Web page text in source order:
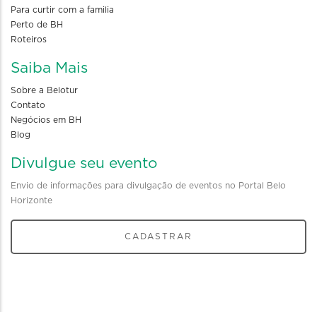
Para curtir com a familia
Perto de BH
Roteiros
Saiba Mais
Sobre a Belotur
Contato
Negócios em BH
Blog
Divulgue seu evento
Envio de informações para divulgação de eventos no Portal Belo
Horizonte
CADASTRAR